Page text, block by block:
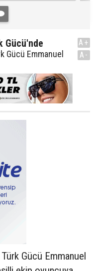
Gücü'nde
Gücü Emmanuel
A+
A-
Gücü Emmanuel